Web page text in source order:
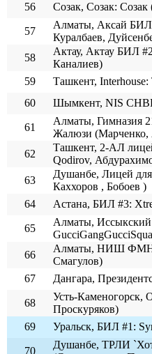
56
Созак, Созак:
57
Алматы, Аксай БИЛ
Куралбаев,
58
Актау, Актау БИЛ
Каналиев)
59
Ташкент,
60
Шымкент, NIS
61
Алматы, Гимназия
Жалюзи (Марченко,
62
Ташкент, 2-АЛ
Qodirov,
63
Душанбе, Лицей
Каххоров , Бобоев )
64
Астана, БИЛ #3:
65
Алматы, Иссыкский
66
Алматы, НИШ ФМН:
Смагулов)
67
Дангара,
68
Усть-
Проскуряков)
69
Уральск, БИЛ #1:
70
Душанбе, ТРЛИ